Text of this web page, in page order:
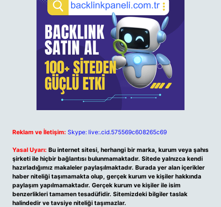
Reklam ve İletişim: Skype: live:.cid.575569c608265c69
Yasal Uyarı: Bu internet sitesi, herhangi bir marka, kurum veya şahıs
şirketi ile hiçbir bağlantısı bulunmamaktadır. Sitede yalnızca kendi
hazırladığımız makaleler paylaşılmaktadır. Burada yer alan içerikler
haber niteliği taşımamakta olup, gerçek kurum ve kişiler hakkında
paylaşım yapılmamaktadır. Gerçek kurum ve kişiler ile isim
benzerlikleri tamamen tesadüfidir. Sitemizdeki bilgiler taslak
halindedir ve tavsiye niteliği taşımazlar.